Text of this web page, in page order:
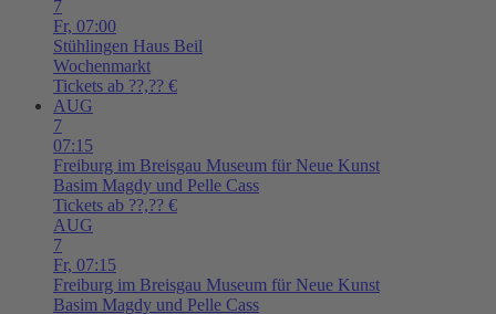
7
Fr, 07:00
Stühlingen Haus Beil
Wochenmarkt
Tickets ab ??,?? €
AUG
7
07:15
Freiburg im Breisgau Museum für Neue Kunst
Basim Magdy und Pelle Cass
Tickets ab ??,?? €
AUG
7
Fr, 07:15
Freiburg im Breisgau Museum für Neue Kunst
Basim Magdy und Pelle Cass